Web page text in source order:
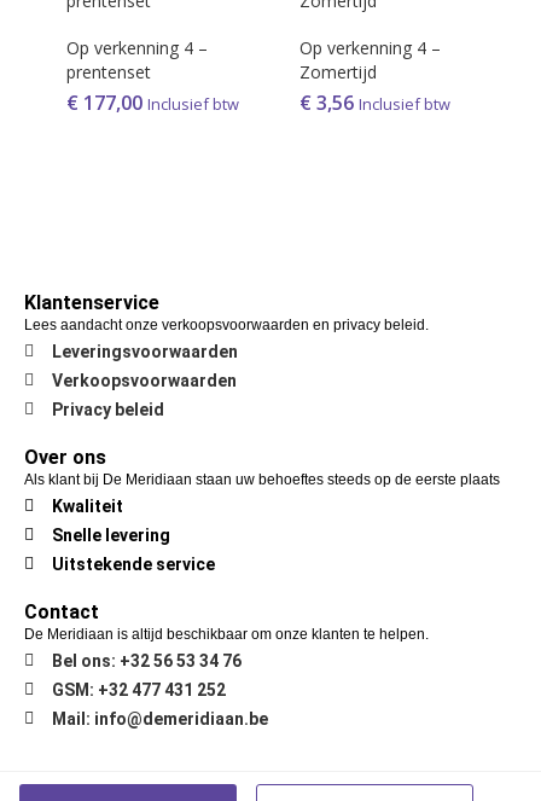
Op verkenning 4 –
prentenset
€ 177,00 Inclusief btw
Op verkenning 4 –
Zomertijd
€ 3,56 Inclusief btw
Klantenservice
Lees aandacht onze verkoopsvoorwaarden en privacy beleid.
Leveringsvoorwaarden
Verkoopsvoorwaarden
Privacy beleid
Over ons
Als klant bij De Meridiaan staan uw behoeftes steeds op de eerste plaats
Kwaliteit
Snelle levering
Uitstekende service
Contact
De Meridiaan is altijd beschikbaar om onze klanten te helpen.
Bel ons: +32 56 53 34 76
GSM: +32 477 431 252
Mail: info@demeridiaan.be